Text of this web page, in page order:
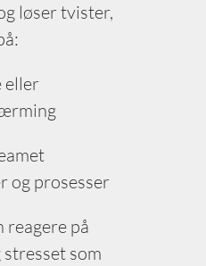
løser tvister,
eller
og prosesser
reagere på
som